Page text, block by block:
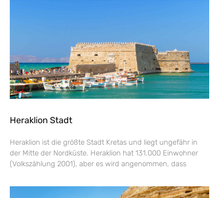
Heraklion Stadt
Heraklion ist die größte Stadt Kretas und liegt ungefähr in
der Mitte der Nordküste. Heraklion hat 131.000 Einwohner
(Volkszählung 2001), aber es wird angenommen, dass